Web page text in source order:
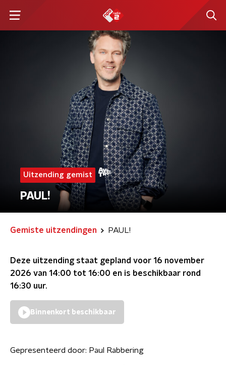
Uitzending gemist
PAUL!
Gemiste uitzendingen PAUL!
Deze uitzending staat gepland voor 16 november
2026 van 14:00 tot 16:00 en is beschikbaar rond
16:30 uur.
Binnenkort beschikbaar
Gepresenteerd door: Paul Rabbering